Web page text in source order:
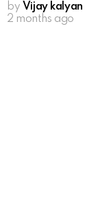
by Vijay kalyan
2 months ago